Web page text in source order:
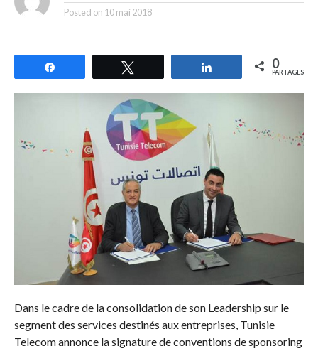
Posted on 10 mai 2018
Partagez 0
PARTAGES
Dans le cadre de la consolidation de son Leadership sur le
segment des services destinés aux entreprises, Tunisie
Telecom annonce la signature de conventions de sponsoring